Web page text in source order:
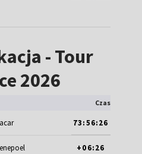
- Tour
2026
Czas
73:56:26
+06:26